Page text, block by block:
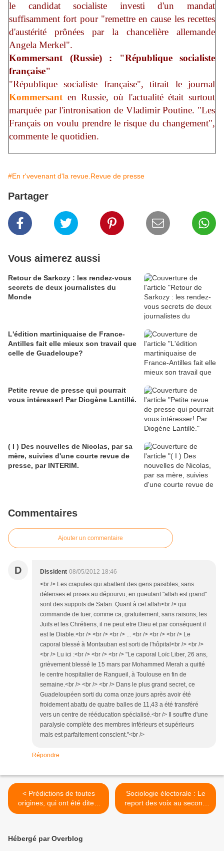
le candidat socialiste investi d'un mandat
suffisamment fort pour "remettre en cause les recettes
d'austérité prônées par la chancelière allemande
Angela Merkel".
Kommersant (Russie) : "République socialiste
française"
"République socialiste française", titrait le journal
Kommersant en Russie, où l'actualité était surtout
marquée par l'intronisation de Vladimir Poutine. "Les
Français on voulu prendre le risque du changement",
commente le quotidien.
#En r'vevenant d'la revue.Revue de presse
Partager
Vous aimerez aussi
Retour de Sarkozy : les rendez-vous
secrets de deux journalistes du
Monde
L'édition martiniquaise de France-
Antilles fait elle mieux son travail que
celle de Guadeloupe?
Petite revue de presse qui pourrait
vous intéresser! Par Diogène Lantillé.
( I ) Des nouvelles de Nicolas, par sa
mère, suivies d'une courte revue de
presse, par INTERIM.
Commentaires
Ajouter un commentaire
D Dissident 08/05/2012 18:46
<br /> Les crapules qui abattent des gens paisibles, sans
défenses et prises au dépourvu, en gueulant "allah est grand"
sont des suppots de Satan. Quant à cet allah<br /> qui
commande de tuer, comme ca, gratuitement, sans raisons, les
Juifs et les Chrétiens, il ne peut etre Dieu et par conséquent il
est le Diable.<br /> <br /> <br /> ... <br /> <br /> <br /> Le
caporal blessé à Montauban est sorti de l'hôpital<br /> <br />
<br /> Lu ici :<br /> <br /> <br /> "Le caporal Loïc Liber, 26 ans,
grièvement blessé le 15 mars par Mohammed Merah a quitté
le centre hospitalier de Rangueil, à Toulouse en fin de
semaine.<br /> <br /> <br /> Dans le plus grand secret, ce
Guadeloupéen sorti du coma onze jours après avoir été
froidement abattu de quatre balles de 11,43 a été transféré
vers un centre de rééducation spécialisé.<br /> Il souffre d'une
paralysie complète des membres inférieurs et supérieurs
mais est parfaitement conscient."<br />
Répondre
< Prédictions de toutes
origines, qui ont été dites,
voire écrites, et signées par
Sociologie électorale : Le
report des voix au second
tour. >
Hébergé par Overblog